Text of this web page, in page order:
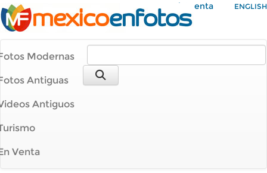
Mi Cuenta ENGLISH
Modernas
Antiguas
Antiguos
Venta